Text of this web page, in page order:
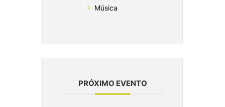
Música
PRÓXIMO EVENTO